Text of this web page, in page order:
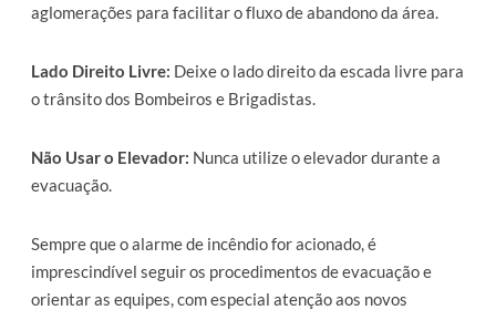
aglomerações para facilitar o fluxo de abandono da área.
Lado Direito Livre: Deixe o lado direito da escada livre para
o trânsito dos Bombeiros e Brigadistas.
Não Usar o Elevador: Nunca utilize o elevador durante a
evacuação.
Sempre que o alarme de incêndio for acionado, é
imprescindível seguir os procedimentos de evacuação e
orientar as equipes, com especial atenção aos novos